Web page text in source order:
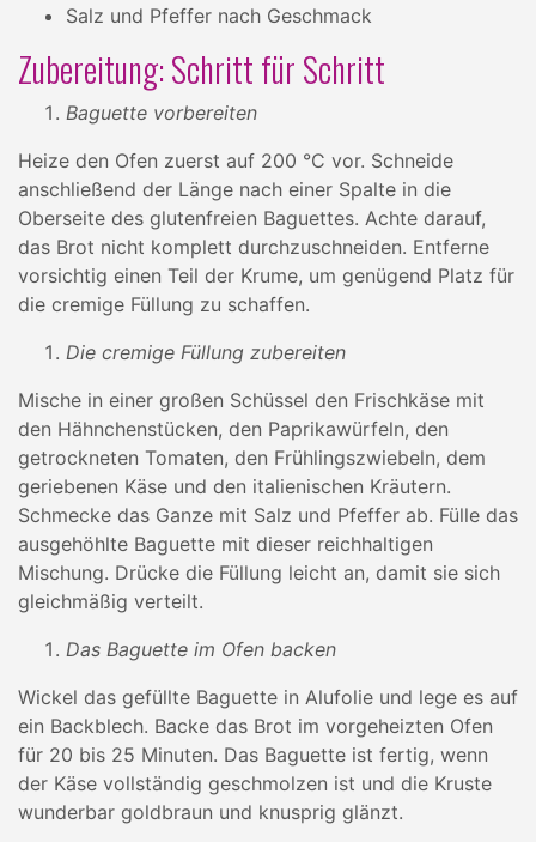
Salz und Pfeffer nach Geschmack
Zubereitung: Schritt für Schritt
Baguette vorbereiten
Heize den Ofen zuerst auf 200 °C vor. Schneide
anschließend der Länge nach einer Spalte in die
Oberseite des glutenfreien Baguettes. Achte darauf,
das Brot nicht komplett durchzuschneiden. Entferne
vorsichtig einen Teil der Krume, um genügend Platz für
die cremige Füllung zu schaffen.
Die cremige Füllung zubereiten
Mische in einer großen Schüssel den Frischkäse mit
den Hähnchenstücken, den Paprikawürfeln, den
getrockneten Tomaten, den Frühlingszwiebeln, dem
geriebenen Käse und den italienischen Kräutern.
Schmecke das Ganze mit Salz und Pfeffer ab. Fülle das
ausgehöhlte Baguette mit dieser reichhaltigen
Mischung. Drücke die Füllung leicht an, damit sie sich
gleichmäßig verteilt.
Das Baguette im Ofen backen
Wickel das gefüllte Baguette in Alufolie und lege es auf
ein Backblech. Backe das Brot im vorgeheizten Ofen
für 20 bis 25 Minuten. Das Baguette ist fertig, wenn
der Käse vollständig geschmolzen ist und die Kruste
wunderbar goldbraun und knusprig glänzt.